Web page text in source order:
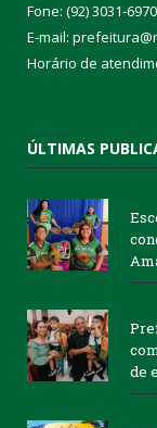
Fone: (92) 3031-6970
E-mail:
Horário de
ÚLTIMAS
de